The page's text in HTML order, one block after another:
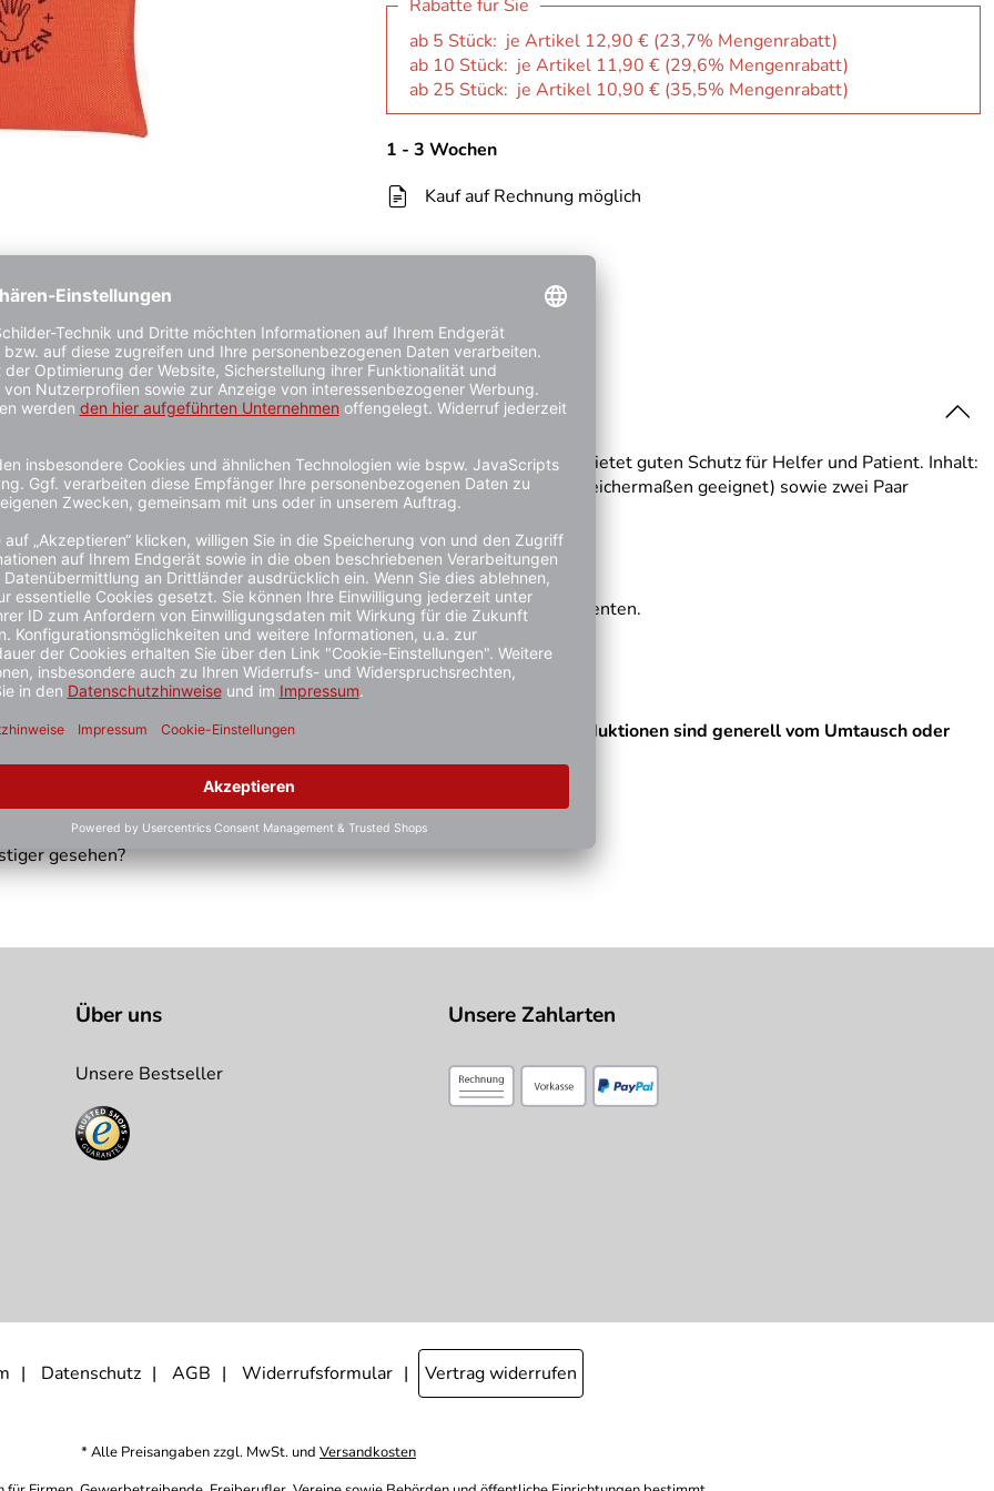
Rabatte für Sie
ab 5 Stück: je Artikel 12,90 € (23,7% Mengenrabatt)
ab 10 Stück: je Artikel 11,90 € (29,6% Mengenrabatt)
ab 25 Stück: je Artikel 10,90 € (35,5% Mengenrabatt)
1 - 3 Wochen
Kauf auf Rechnung möglich
Schlüsselbund. Verringert die Hemmschwelle bei der Atemspende. Bietet guten Schutz für Helfer und Patient. Inhalt:
(für die Atemspende von Mund-zu-Mund und Mund-zu-Nase gleichermaßen geeignet) sowie zwei Paar
und bedeckt während der Anwendung Nase oder Mund des Patienten.
mehr möglich! Sonderanfertigungen sowie auftragsbezogene Produktionen sind generell vom Umtausch oder
gesehen?
Über uns
Unsere Bestseller
Unsere Zahlarten
Datenschutz AGB Widerrufsformular Vertrag widerrufen
* Alle Preisangaben zzgl. MwSt. und Versandkosten